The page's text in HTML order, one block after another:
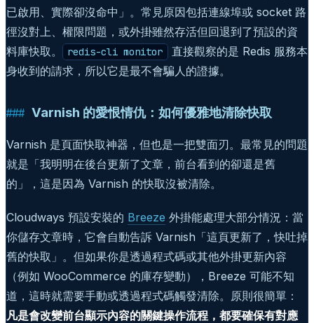
已啟用、實際卻沒命中」。常見原因包括連線埠或 socket 路
徑沒對上、權限問題，或外掛雖然存活但回退到了預設的資
料庫快取。
redis-cli monitor 直接觀察的是 Redis 服務本
身收到的請求，所以它是最不會騙人的證據。
Varnish 的愛恨情仇：如何優雅地清除快取
Varnish 是頁面快取神器，但也是一把雙面刃。最常見的問題
就是「我明明在後台更新了文章，前台看到的卻還是舊
的」，這是因為 Varnish 的快取沒被清除。
Cloudways 預設安裝的 Breeze 外掛能處理大部分情況：當
你儲存文章時，它會自動告訴 Varnish「這頁更新了，快吐掉
舊的快取」。但如果你是透過程式碼或其他外掛更新內容
（例如 WooCommerce 的庫存變動），Breeze 可能不知
道，這時就需要手動或透過程式碼觸發清除。原則很簡單：
凡是會改變前台顯示內容的關鍵操作流程，都要確保有對應